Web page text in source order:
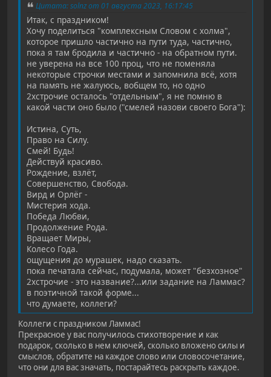
Цитата: solnz от 01 августа 2023, 16:17:45
Итак, с праздником!
Хочу поделиться "комплексным Словом с холма",
которое пришло частично на пути туда, частично,
пока я там бродила и частично - на обратном пути.
не уверена на все 100 проц, что не поменяла
некоторые строчки местами и запомнила всё, хотя
на память не жалуюсь, вобщем то, но одно
2хстрочие осталось "отдельным", я не помню в
какой части оно было ("смелей назови своего Бога"):
Истина, Суть,
Право на Силу.
Смей! Будь!
Действуй красиво.
Рождение, взлёт,
Совершенство, Свобода.
Вирд и Орлёг -
Мистерия хода.
Победа Любви,
Продолжение Рода.
Вращает Миры,
Колесо Года.
ощущения до мурашек, надо сказать.
пока печатала сейчас, подумала, может "безхозное"
2хстрочие - это название?...или задание на Ламмас?
в поэтичной такой форме...
что думаете, коллеги?
Коллеги с праздником Ламмас!
Прекрасное у вас получилось стихотворение и как
подарок, сколько в нем ключей, сколько вложено силы и
смыслов, обратите на каждое слово или словосочетание,
что они для вас значать, постарайтесь раскрыть каждое.